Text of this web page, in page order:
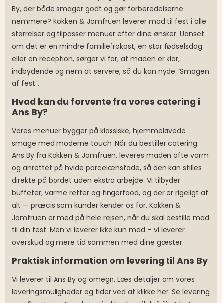
By, der både smager godt og gør forberedelserne
nemmere? Kokken & Jomfruen leverer mad til fest i alle
størrelser og tilpasser menuer efter dine ønsker. Uanset
om det er en mindre familiefrokost, en stor fødselsdag
eller en reception, sørger vi for, at maden er klar,
indbydende og nem at servere, så du kan nyde “Smagen
af fest”.
Hvad kan du forvente fra vores catering i
Ans By?
Vores menuer bygger på klassiske, hjemmelavede
smage med moderne touch. Når du bestiller catering
Ans By fra Kokken & Jomfruen, leveres maden ofte varm
og anrettet på hvide porcelænsfade, så den kan stilles
direkte på bordet uden ekstra arbejde. Vi tilbyder
buffeter, varme retter og fingerfood, og der er rigeligt af
alt — præcis som kunder kender os for. Kokken &
Jomfruen er med på hele rejsen, når du skal bestille mad
til din fest. Men vi leverer ikke kun mad – vi leverer
overskud og mere tid sammen med dine gæster.
Praktisk information om levering til Ans By
Vi leverer til Ans By og omegn. Læs detaljer om vores
leveringsmuligheder og tider ved at klikke her: Se levering